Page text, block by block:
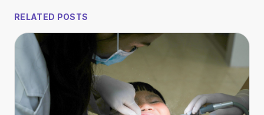
RELATED POSTS